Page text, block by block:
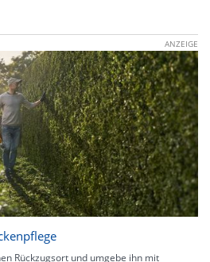
ANZEIGE
Rückzugsort und umgebe ihn mit